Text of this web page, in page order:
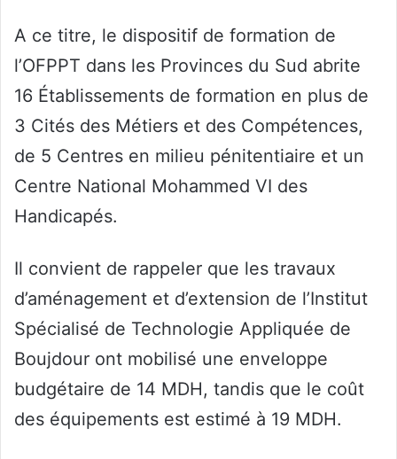
A ce titre, le dispositif de formation de
l’OFPPT dans les Provinces du Sud abrite
16 Établissements de formation en plus de
3 Cités des Métiers et des Compétences,
de 5 Centres en milieu pénitentiaire et un
Centre National Mohammed VI des
Handicapés.
Il convient de rappeler que les travaux
d’aménagement et d’extension de l’Institut
Spécialisé de Technologie Appliquée de
Boujdour ont mobilisé une enveloppe
budgétaire de 14 MDH, tandis que le coût
des équipements est estimé à 19 MDH.